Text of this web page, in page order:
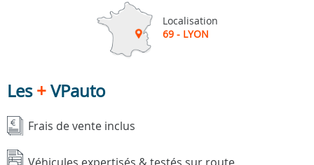
Localisation
69 - LYON
Les+VPauto
Frais de vente inclus